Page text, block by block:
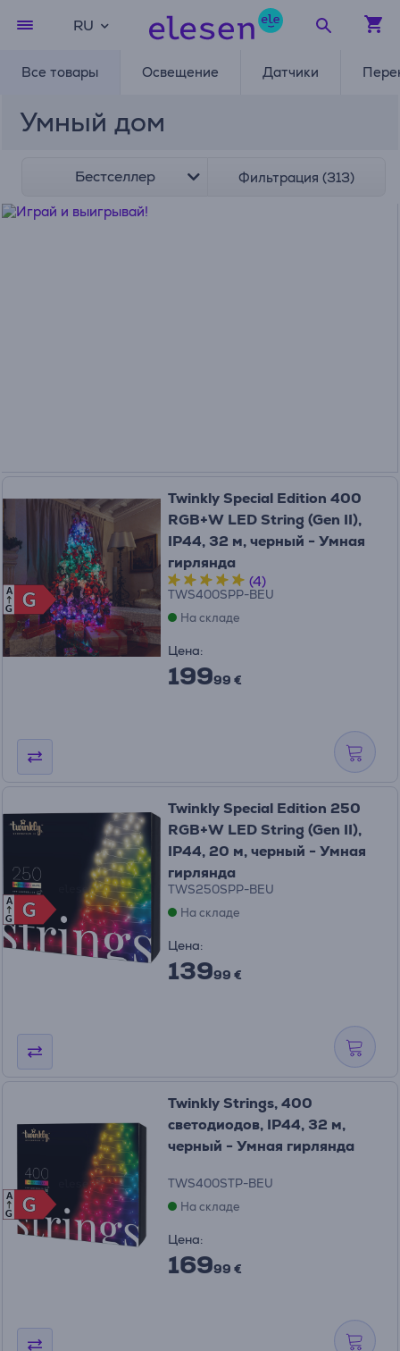
RU
Все товары Освещение Датчики
Умный дом
Бестселлер Фильтрация (313)
G
G
A
G
Twinkly Special Edition 400
RGB+W LED String (Gen II),
IP44, 32 м, черный - Умная
гирлянда
(4)
TWS400SPP-BEU
На складе
Цена:
19999 €
G
G
A
G
Twinkly Special Edition 250
RGB+W LED String (Gen II),
IP44, 20 м, черный - Умная
гирлянда
TWS250SPP-BEU
На складе
Цена:
13999 €
G
G
A
G
Twinkly Strings, 400
светодиодов, IP44, 32 м,
черный - Умная гирлянда
TWS400STP-BEU
На складе
Цена:
16999 €